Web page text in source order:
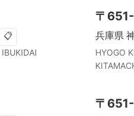
📋
IBUKIDAI
〒
兵庫県
HYOGO
〒